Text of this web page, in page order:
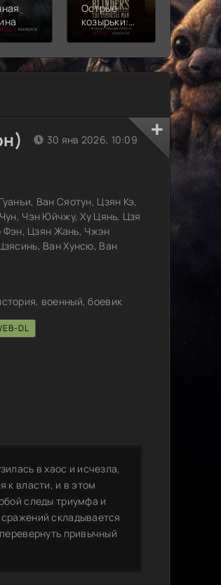
Острые
козырьки:
Бессмертный
2
30 янв 2026, 10:09
Ван Сяотун, Цзян Кэ,
Чэн Юйчжу, Ху Цянь, Цзя
Фэн, Цзян Жань, Чжэн
Ван Хунсю, Ван
военный, боевик
DL
в хаос и исчезла,
к власти, и в этом
следы триумфа и
складывается
привычный